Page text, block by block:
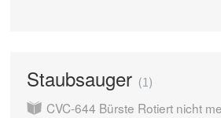
Staubsauger 1
CVC-644 Bürste Rotiert nicht